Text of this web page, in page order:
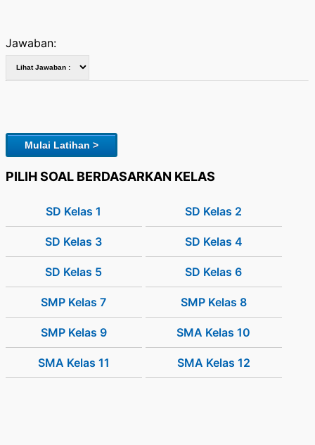
Jawaban:
Mulai Latihan >
PILIH SOAL BERDASARKAN KELAS
SD Kelas 1 SD Kelas 2
SD Kelas 3 SD Kelas 4
SD Kelas 5 SD Kelas 6
SMP Kelas 7 SMP Kelas 8
SMP Kelas 9 SMA Kelas 10
SMA Kelas 11 SMA Kelas 12